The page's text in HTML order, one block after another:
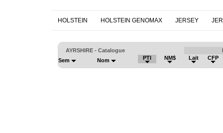
HOLSTEIN HOLSTEIN GENOMAX JERSEY
AYRSHIRE - Catalogue
Sem
Nom PTI NM$ Lait CFP